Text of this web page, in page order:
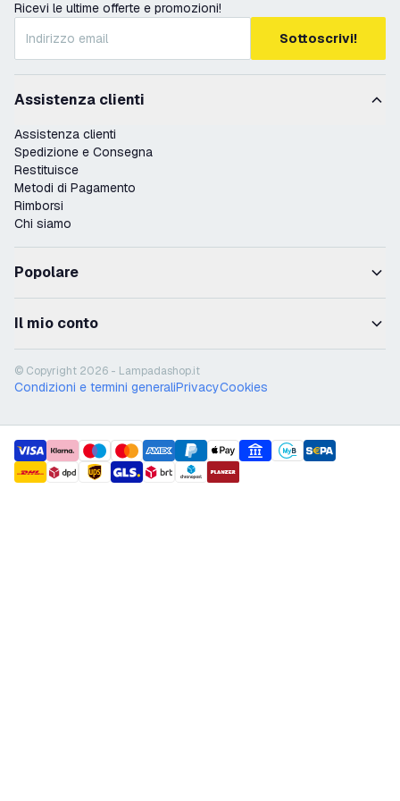
Ricevi le ultime offerte e promozioni!
Sottoscrivi!
Assistenza clienti
Assistenza clienti
Spedizione e Consegna
Restituisce
Metodi di Pagamento
Rimborsi
Chi siamo
Popolare
Il mio conto
© Copyright 2026 - Lampadashop.it
Condizioni e termini generaliPrivacyCookies
payment methods
shipment methods